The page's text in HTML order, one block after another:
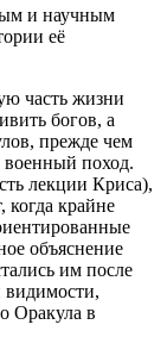
и научным
её
часть жизни
богов, а
прежде чем
военный поход.
лекции Криса),
когда крайне
объяснение
им после
видимости,
Оракула в